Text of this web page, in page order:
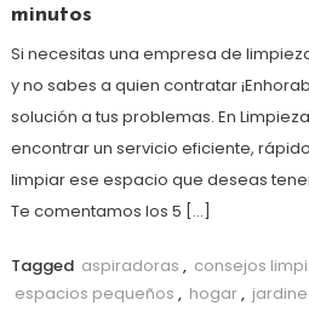
minutos
Si necesitas una empresa de
y no sabes a quien contratar
solución a tus problemas. En
encontrar un servicio eficiente,
limpiar ese espacio que deseas
Te comentamos los 5 […]
Tagged aspiradoras , consejos
espacios pequeños , hogar,